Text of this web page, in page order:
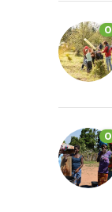
0
0